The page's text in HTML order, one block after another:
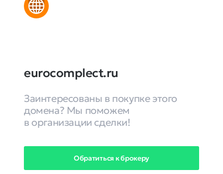
eurocomplect.ru
Заинтересованы в покупке этого
домена? Мы поможем
в организации сделки!
Обратиться к брокеру